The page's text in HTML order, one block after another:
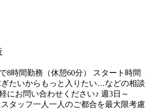
8時間勤務（休憩60分） スタート時間
たいからもっと入りたい…などの相談
にお問い合わせください♪ 週3日～
タッフ一人一人のご都合を最大限考慮